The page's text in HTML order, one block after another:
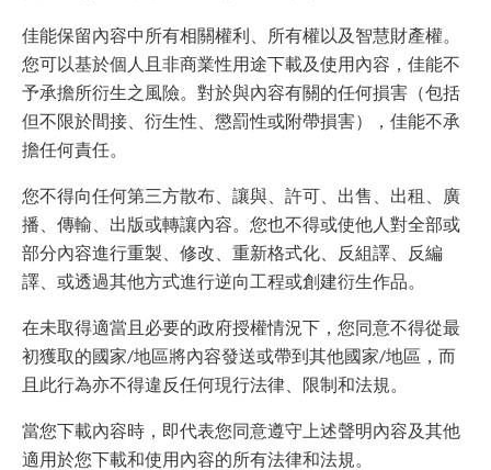
佳能保留內容中所有相關權利、所有權以及智慧財產權。
您可以基於個人且非商業性用途下載及使用內容，佳能不
予承擔所衍生之風險。對於與內容有關的任何損害（包括
但不限於間接、衍生性、懲罰性或附帶損害），佳能不承
擔任何責任。
您不得向任何第三方散布、讓與、許可、出售、出租、廣
播、傳輸、出版或轉讓內容。您也不得或使他人對全部或
部分內容進行重製、修改、重新格式化、反組譯、反編
譯、或透過其他方式進行逆向工程或創建衍生作品。
在未取得適當且必要的政府授權情況下，您同意不得從最
初獲取的國家/地區將內容發送或帶到其他國家/地區，而
且此行為亦不得違反任何現行法律、限制和法規。
當您下載內容時，即代表您同意遵守上述聲明內容及其他
適用於您下載和使用內容的所有法律和法規。